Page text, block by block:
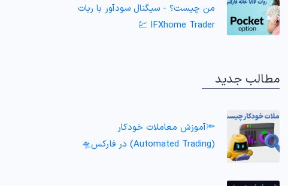
من چیست؟ - سیگنال سودآور با ربات
IFXhome Trader 💹
مطالب جدید
🔦آموزش معاملات خودکار
(Automated Trading) در فارکس🛸